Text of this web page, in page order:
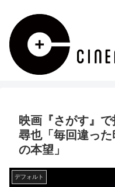
映画『さがす』
尋也「毎回違っ
の本望」
デフォルト